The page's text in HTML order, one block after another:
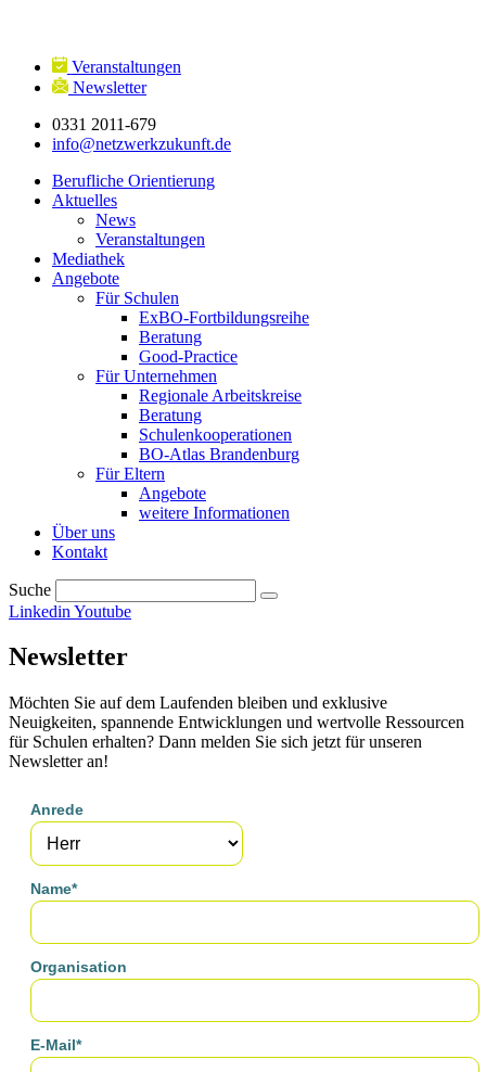
Veranstaltungen
Newsletter
0331 2011-679
info@netzwerkzukunft.de
Berufliche Orientierung
Aktuelles
News
Veranstaltungen
Mediathek
Angebote
Für Schulen
ExBO-Fortbildungsreihe
Beratung
Good-Practice
Für Unternehmen
Regionale Arbeitskreise
Beratung
Schulenkooperationen
BO-Atlas Brandenburg
Für Eltern
Angebote
weitere Informationen
Über uns
Kontakt
Suche
Linkedin Youtube
Newsletter
Möchten Sie auf dem Laufenden bleiben und exklusive
Neuigkeiten, spannende Entwicklungen und wertvolle Ressourcen
für Schulen erhalten? Dann melden Sie sich jetzt für unseren
Newsletter an!
Anrede
Name*
Organisation
E-Mail*